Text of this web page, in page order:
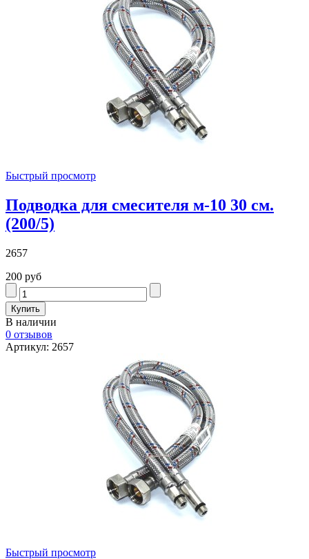
Быстрый просмотр
Подводка для смесителя м-10 30 см.
(200/5)
2657
200 руб
В наличии
0 отзывов
Артикул: 2657
Быстрый просмотр